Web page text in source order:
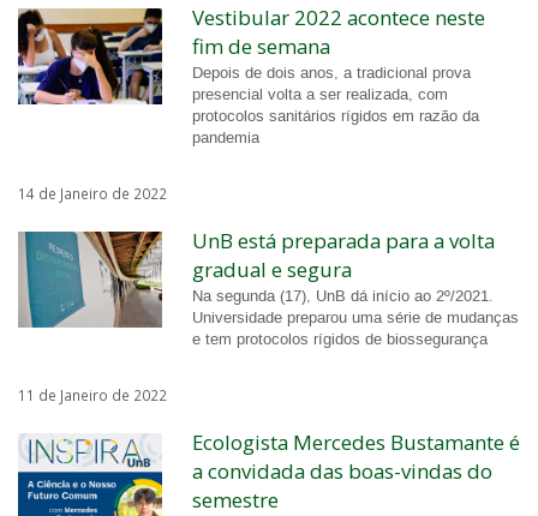
Vestibular 2022 acontece neste
fim de semana
Depois de dois anos, a tradicional prova
presencial volta a ser realizada, com
protocolos sanitários rígidos em razão da
pandemia
14 de Janeiro de 2022
UnB está preparada para a volta
gradual e segura
Na segunda (17), UnB dá início ao 2º/2021.
Universidade preparou uma série de mudanças
e tem protocolos rígidos de biossegurança
11 de Janeiro de 2022
Ecologista Mercedes Bustamante é
a convidada das boas-vindas do
semestre